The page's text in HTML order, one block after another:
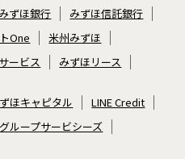
みずほ銀行
みずほ信託銀行
One
米州みずほ
ービス みずほリース
ほキャピタル
LINE Credit
ループサービシーズ